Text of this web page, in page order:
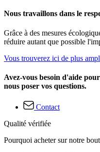
Nous travaillons dans le
Grâce à des mesures
réduire autant que possible
Vous trouverez ici de plus
Avez-vous besoin d'aide
nous poser vos questions.
Contact
Qualité vérifiée
Pourquoi acheter sur notre